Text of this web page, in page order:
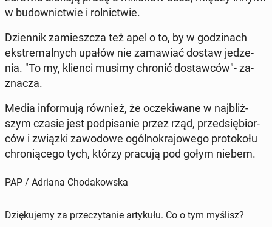
w bu­dow­nic­twie i rol­nic­twie.
Dzien­nik za­miesz­cza też apel o to, by w go­dzi­nach
eks­tre­mal­nych upałów nie za­ma­wiać dostaw je­dze­
nia. "To my, klienci musimy chronić do­staw­ców"- za­
zna­cza.
Media in­for­mu­ją również, że ocze­ki­wa­ne w naj­bliż­
szym czasie jest pod­pi­sa­nie przez rząd, przed­się­bior­
ców i związki za­wo­do­we ogól­no­kra­jo­we­go pro­to­ko­łu
chro­nią­ce­go tych, którzy pracują pod gołym niebem.
PAP / Adriana Chodakowska
Dziękujemy za przeczytanie artykułu. Co o tym myślisz?